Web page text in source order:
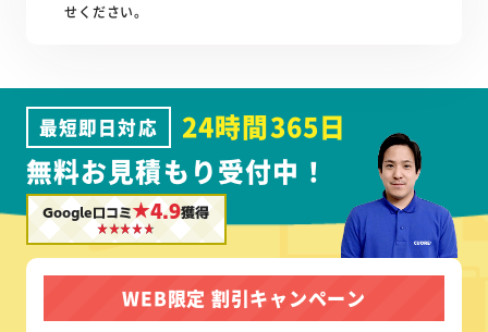
せください。
最短即日対応
24時間365日
無料お見積もり受付中！
Google口コミ★4.9獲得
WEB限定 割引キャンペーン